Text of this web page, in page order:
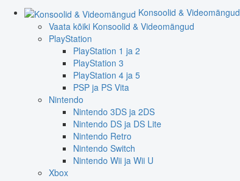
Konsoolid & Videomängud
Vaata kõiki Konsoolid & Videomängud
PlayStation
PlayStation 1 ja 2
PlayStation 3
PlayStation 4 ja 5
PSP ja PS Vita
Nintendo
Nintendo 3DS ja 2DS
Nintendo DS ja DS Lite
Nintendo Retro
Nintendo Switch
Nintendo Wii ja Wii U
Xbox